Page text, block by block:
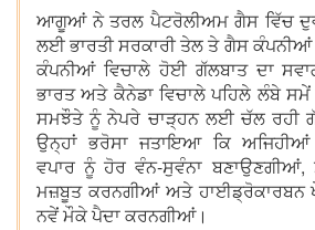
ਆਗੂਆਂ ਨੇ ਤਰਲ ਪੈਟਰੋਲੀਅਮ ਗੈਸ ਵਿੱਚ
ਲਈ ਭਾਰਤੀ ਸਰਕਾਰੀ ਤੇਲ ਤੇ ਗੈਸ
ਕੰਪਨੀਆਂ ਵਿਚਾਲੇ ਹੋਈ ਗੱਲਬਾਤ ਦਾ
ਭਾਰਤ ਅਤੇ ਕੈਨੇਡਾ ਵਿਚਾਲੇ ਪਹਿਲੇ ਲੰਬੇ
ਸਮਝੌਤੇ ਨੂੰ ਨੇਪਰੇ ਚਾੜ੍ਹਨ ਲਈ ਚੱਲ ਰਹੀ
ਉਨ੍ਹਾਂ ਭਰੋਸਾ ਜਤਾਇਆ ਕਿ ਅਜਿਹੀਆਂ
ਵਪਾਰ ਨੂੰ ਹੋਰ ਵੰਨ-ਸੁਵੰਨਾ
ਮਜ਼ਬੂਤ ਕਰਨਗੀਆਂ ਅਤੇ ਹਾਈਡ੍ਰੋਕਾਰਬਨ
ਨਵੇਂ ਮੌਕੇ ਪੈਦਾ ਕਰਨਗੀਆਂ।